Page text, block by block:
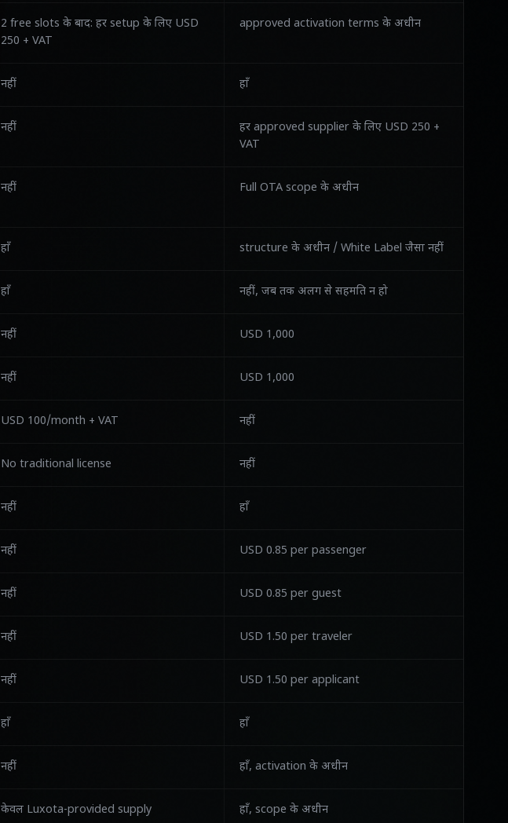
2 free slots के बाद: हर setup के लिए USD
250 + VAT
approved activation terms के अधीन
नहीं हाँ
नहीं
हर approved supplier के लिए USD 250 +
VAT
नहीं Full OTA scope के अधीन
हाँ structure के अधीन / White Label जैसा नहीं
हाँ नहीं, जब तक अलग से सहमति न हो
नहीं USD 1,000
नहीं USD 1,000
USD 100/month + VAT नहीं
No traditional license नहीं
नहीं हाँ
नहीं USD 0.85 per passenger
नहीं USD 0.85 per guest
नहीं USD 1.50 per traveler
नहीं USD 1.50 per applicant
हाँ हाँ
नहीं हाँ, activation के अधीन
केवल Luxota-provided supply हाँ, scope के अधीन